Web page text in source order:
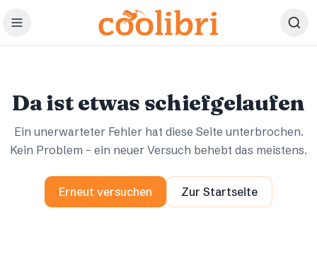
Zum Hauptinhalt springen
Da ist etwas schiefgelaufen
Ein unerwarteter Fehler hat diese Seite unterbrochen.
Kein Problem – ein neuer Versuch behebt das meistens.
Erneut versuchen Zur Startseite